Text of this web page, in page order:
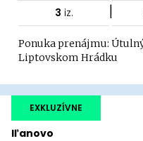
3 iz. |
Ponuka prenájmu:
Liptovskom Hrádku
Iľanovo
EXKLUZÍVNE